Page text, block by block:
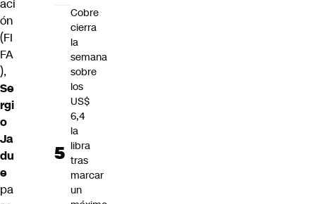
aci
ón
(FI
FA
),
Se
rgi
o
Ja
du
e
pa
Cobre
cierra
la
semana
sobre
los
US$
6,4
la
libra
tras
marcar
un